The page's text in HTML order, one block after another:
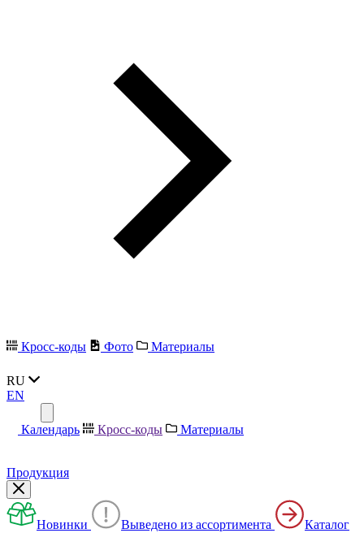
Кросс-коды Фото Материалы
RU
EN
Календарь Кросс-коды Материалы
Продукция
Новинки Выведено из ассортимента Каталог